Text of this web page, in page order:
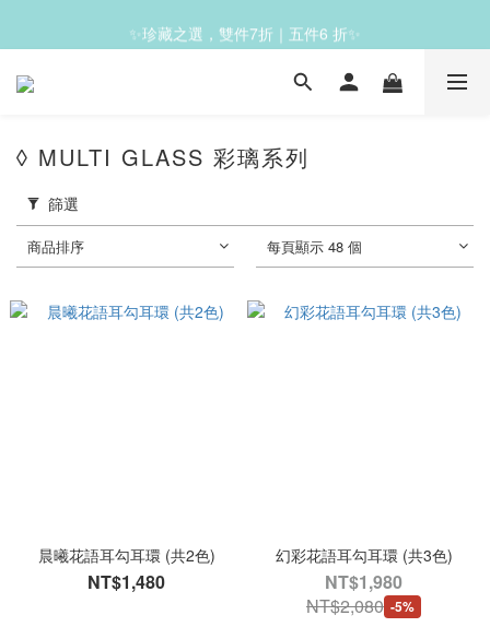
✨滿1200免運✨
✨珍藏之選，雙件7折｜五件6 折✨
◊ MULTI GLASS 彩璃系列
篩選
商品排序 每頁顯示 48 個
晨曦花語耳勾耳環 (共2色)
NT$1,480
幻彩花語耳勾耳環 (共3色)
NT$1,980
NT$2,080 -5%